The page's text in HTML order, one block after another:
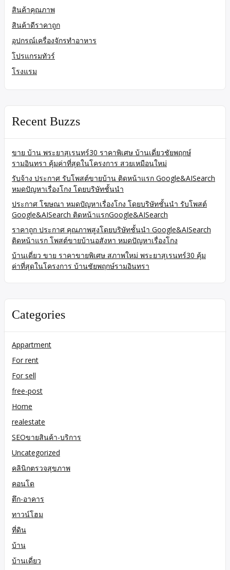
สินค้าคุณภาพ
สินค้าดีราคาถูก
อุปกรณ์เครื่องจักรทำอาหาร
โปรแกรมทัวร์
โรงแรม
Recent Buzzs
ขาย บ้าน พระยาสุเรนทร์30 ราคาพิเศษ บ้านเดี่ยวชัยพฤกษ์
รามอินทรา คุ้มค่าที่สุดในโครงการ สวยเหมือนใหม่
รับจ้าง ประกาศ รับโพสต์ขายบ้าน ติดหน้าแรก Google&AISearch
หมดปัญหาเรื่องโกง โดยบริษัทชั้นนำ
ประกาศ โฆษณา หมดปัญหาเรื่องโกง โดยบริษัทชั้นนำ รับโพสต์
Google&AISearch ติดหน้าแรกGoogle&AISearch
ราคาถูก ประกาศ คุณภาพสูงโดยบริษัทชั้นนำ Google&AISearch
ติดหน้าแรก โพสต์ขายบ้านอสังหา หมดปัญหาเรื่องโกง
บ้านเดี่ยว ขาย ราคาขายพิเศษ สภาพใหม่ พระยาสุเรนทร์30 คุ้ม
ค่าที่สุดในโครงการ บ้านชัยพฤกษ์รามอินทรา
Categories
Appartment
For rent
For sell
free-post
Home
realestate
SEOขายสินค้า-บริการ
Uncategorized
คลินิกตรวจสุขภาพ
คอนโด
ตึก-อาคาร
ทาวน์โฮม
ที่ดิน
บ้าน
บ้านเดี่ยว